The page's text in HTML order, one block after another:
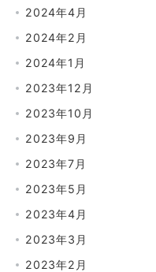
2024年4月
2024年2月
2024年1月
2023年12月
2023年10月
2023年9月
2023年7月
2023年5月
2023年4月
2023年3月
2023年2月